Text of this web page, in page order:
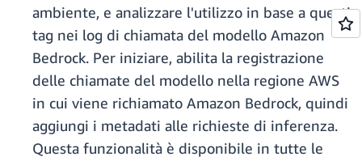
ambiente, e analizzare l'utilizzo in base a questi
tag nei log di chiamata del modello Amazon
Bedrock. Per iniziare, abilita la registrazione
delle chiamate del modello nella regione AWS
in cui viene richiamato Amazon Bedrock, quindi
aggiungi i metadati alle richieste di inferenza.
Questa funzionalità è disponibile in tutte le